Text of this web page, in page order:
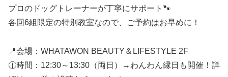
プロのドッグトレーナーが丁寧にサポート🐾
各回6組限定の特別教室なので、ご予約はお早めに！
📍会場：WHATAWON BEAUTY＆LIFESTYLE 2F
🕧時間：12:30～13:30（両日）→わんわん縁日も開催！詳